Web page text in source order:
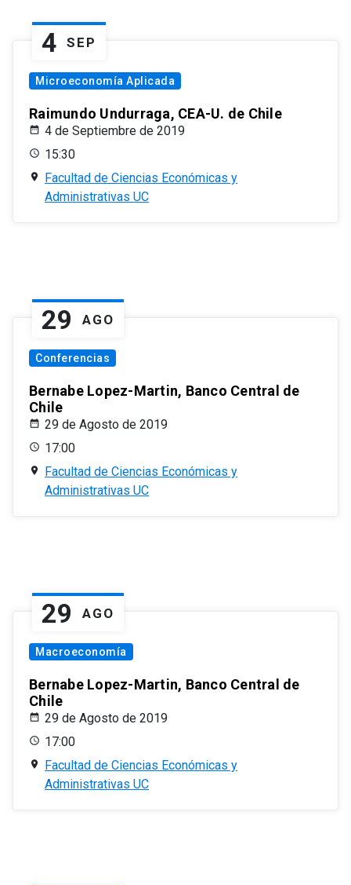
4 SEP
Microeconomía Aplicada
Raimundo Undurraga, CEA-U. de Chile
4 de Septiembre de 2019
15:30
Facultad de Ciencias Económicas y
Administrativas UC
29 AGO
Conferencias
Bernabe Lopez-Martin, Banco Central de
Chile
29 de Agosto de 2019
17:00
Facultad de Ciencias Económicas y
Administrativas UC
29 AGO
Macroeconomía
Bernabe Lopez-Martin, Banco Central de
Chile
29 de Agosto de 2019
17:00
Facultad de Ciencias Económicas y
Administrativas UC